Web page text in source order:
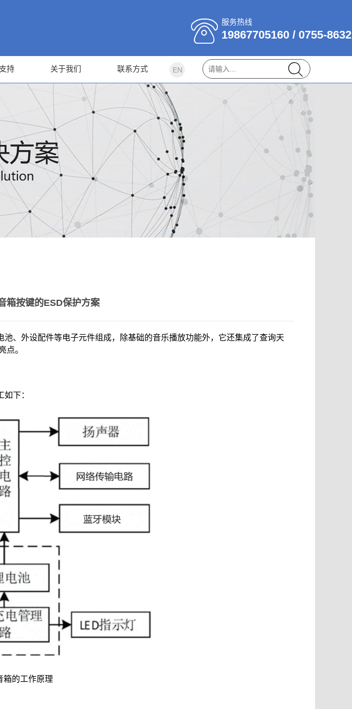
EN
服务热线
19867705160 / 0755-
持 关于我们 联系方式
箱按键的ESD保护方案
、外设配件等电子元件组成，除基础的音乐播放功能外，它还集成了查询天
点。
下：
箱的工作原理